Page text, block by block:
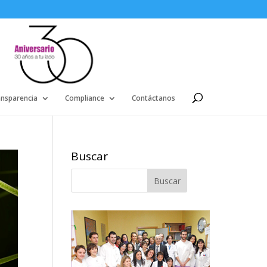
Compliance Contáctanos
Buscar